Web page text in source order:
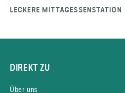
LECKERE MITTAGESSENSTATION
DIREKT ZU
Über uns